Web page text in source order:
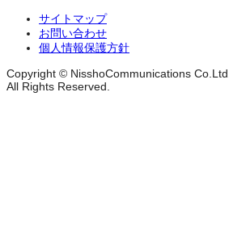
サイトマップ
お問い合わせ
個人情報保護方針
Copyright © NisshoCommunications Co.Ltd.,
All Rights Reserved.